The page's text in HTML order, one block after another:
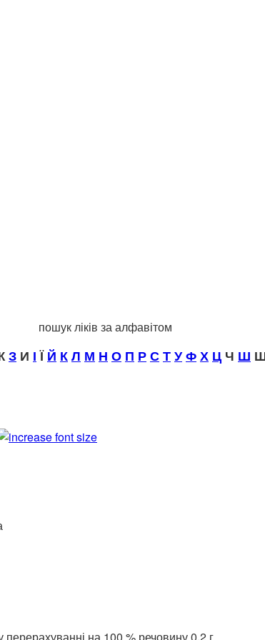
пошук ліків за алфавітом
З И ІЇЙ КЛ М Н О П РСТУФХ Ц Ч Ш
перерахуванні на 100 % речовину 0,2 г